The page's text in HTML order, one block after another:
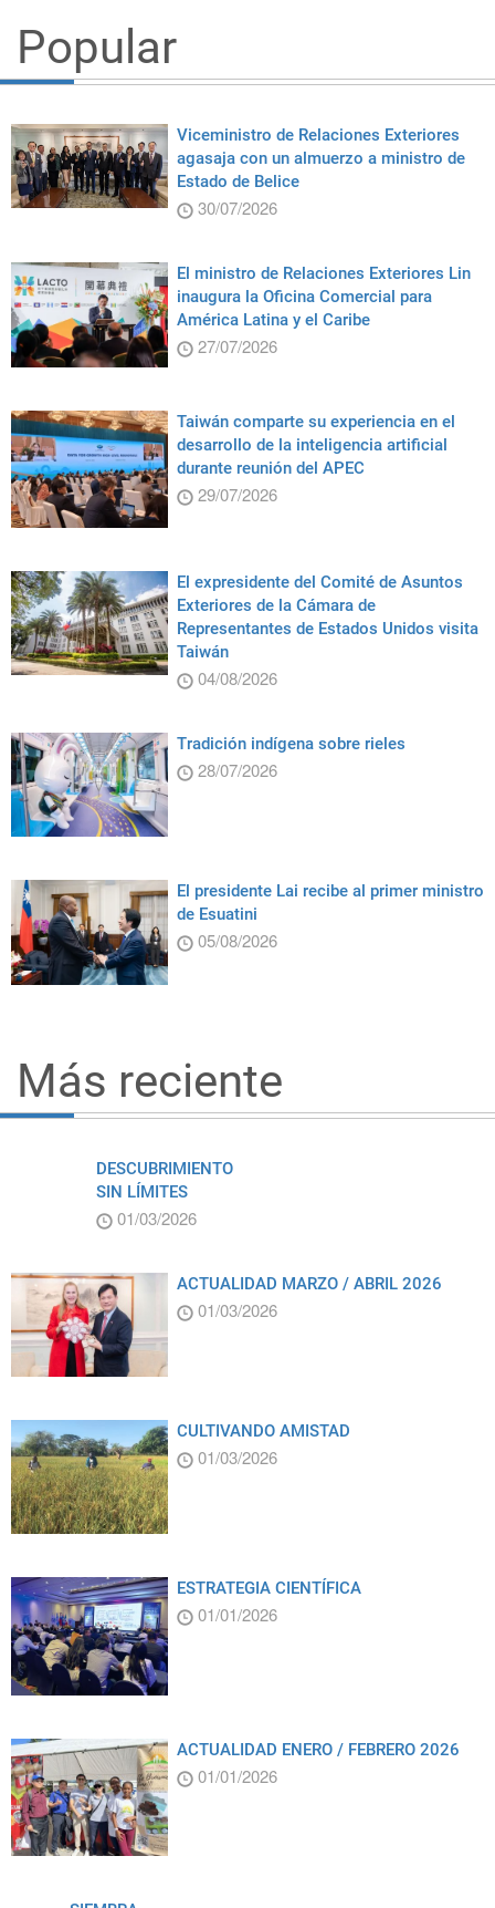
Popular
Viceministro de Relaciones Exteriores
agasaja con un almuerzo a ministro de
Estado de Belice
30/07/2026
El ministro de Relaciones Exteriores Lin
inaugura la Oficina Comercial para
América Latina y el Caribe
27/07/2026
Taiwán comparte su experiencia en el
desarrollo de la inteligencia artificial
durante reunión del APEC
29/07/2026
El expresidente del Comité de Asuntos
Exteriores de la Cámara de
Representantes de Estados Unidos visita
Taiwán
04/08/2026
Tradición indígena sobre rieles
28/07/2026
El presidente Lai recibe al primer ministro
de Esuatini
05/08/2026
Más reciente
DESCUBRIMIENTO
SIN LÍMITES
01/03/2026
ACTUALIDAD MARZO / ABRIL 2026
01/03/2026
CULTIVANDO AMISTAD
01/03/2026
ESTRATEGIA CIENTÍFICA
01/01/2026
ACTUALIDAD ENERO / FEBRERO 2026
01/01/2026